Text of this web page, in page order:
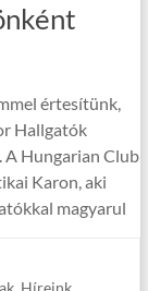
értesítünk,
Hallgatók
A Hungarian Club
Karon, aki
magyarul